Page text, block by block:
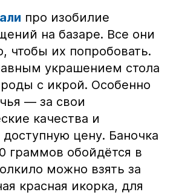
про изобилие
на базаре. Все они
чтобы их попробовать.
украшением стола
с икрой. Особенно
— за свои
качества и
цену. Баночка
граммов обойдётся в
можно взять за
красная икорка, для